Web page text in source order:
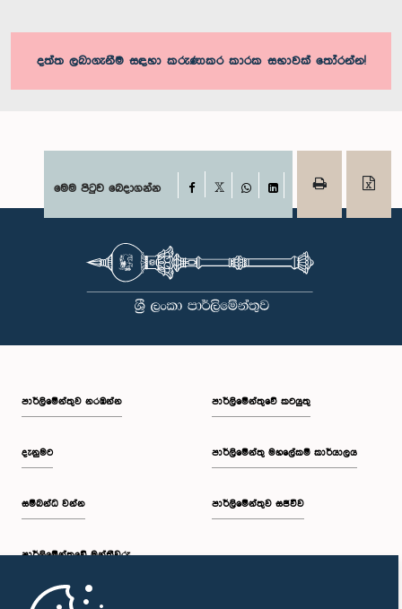
දත්ත ලබාගැනීම සඳහා කරුණාකර කාරක සභාවක් තෝරන්න!
මෙම පිටුව බෙදාගන්න Facebook
WhatsAppLinkedIn
පාර්ලි‌මේන්තුව නරඹන්න
දැනුමට
සම්බන්ධ වන්න
පාර්ලි‌මේන්තුවේ මන්ත්‍රීවරු
මුල් පිටුව
පාර්ලිමේන්තුවේ කටයුතු
පාර්ලිමේන්තු මහලේකම් කාර්යාලය
පාර්ලිමේන්තුව සජීවීව